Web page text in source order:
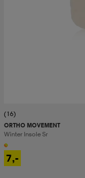
(16)
ORTHO MOVEMENT
Winter Insole Sr
7,-